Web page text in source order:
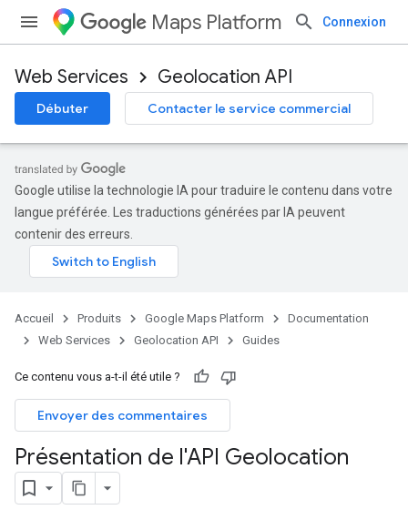
Maps Platform Connexion
Web Services Geolocation API
Débuter Contacter le service commercial
Google utilise la technologie IA pour traduire le contenu dans votre
langue préférée. Les traductions générées par IA peuvent
contenir des erreurs.
Accueil Produits Google Maps Platform
Documentation
Web Services
Geolocation API Guides
Ce contenu vous a-t-il été utile ?
Envoyer des commentaires
Présentation de l'API Geolocation